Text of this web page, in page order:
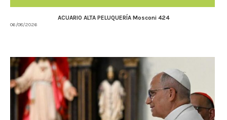
ACUARIO ALTA PELUQUERÍA Mosconi 424
06/08/2026